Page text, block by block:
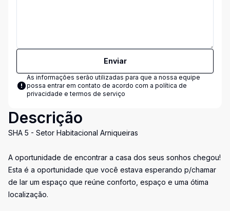
Enviar
As informações serão utilizadas para que a nossa equipe
possa entrar em contato de acordo com a política de
privacidade e termos de serviço
Descrição
SHA 5 - Setor Habitacional Arniqueiras
A oportunidade de encontrar a casa dos seus sonhos chegou!
Esta é a oportunidade que você estava esperando p/chamar
de lar um espaço que reúne conforto, espaço e uma ótima
localização.